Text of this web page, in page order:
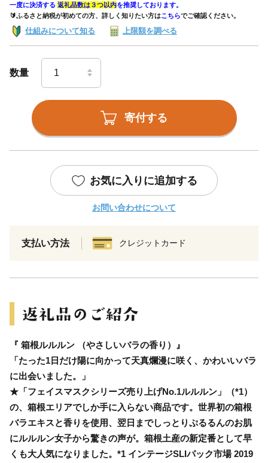
一度に決済する 返礼品数は３つ以内を推奨しております。
🔰ふるさと納税が初めての方、詳しく知りたい方はこちらでご確認ください。
仕組みについて知る 上限額を調べる
数量
寄付する
お気に入りに追加する
お問い合わせについて
支払い方法 クレジットカード
『 箱根ルルルン （やさしいバラの香り）』
「たった1日だけ陽に向かって天真爛漫に咲く、かわいいバラ
に出会いました。」
★「フェイスマスクシリーズ売り上げNo.1ルルルン」（*1）
の、箱根エリアでしか手に入らない商品です。世界初の箱根
バラエキスと香りを使用、翌日までしっとりぷるるんのお肌
にルルルン女子から驚きの声が。箱根土産の新定番として早
くも大人気になりました。*1 インテージSLIパック市場 2019